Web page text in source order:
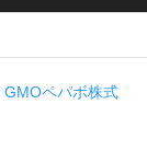
GMOペパボ株式